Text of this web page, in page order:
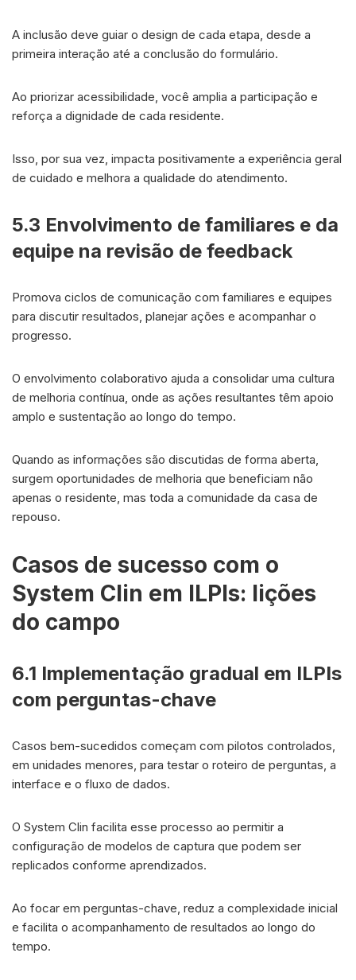
A inclusão deve guiar o design de cada etapa, desde a
primeira interação até a conclusão do formulário.
Ao priorizar acessibilidade, você amplia a participação e
reforça a dignidade de cada residente.
Isso, por sua vez, impacta positivamente a experiência geral
de cuidado e melhora a qualidade do atendimento.
5.3 Envolvimento de familiares e da
equipe na revisão de feedback
Promova ciclos de comunicação com familiares e equipes
para discutir resultados, planejar ações e acompanhar o
progresso.
O envolvimento colaborativo ajuda a consolidar uma cultura
de melhoria contínua, onde as ações resultantes têm apoio
amplo e sustentação ao longo do tempo.
Quando as informações são discutidas de forma aberta,
surgem oportunidades de melhoria que beneficiam não
apenas o residente, mas toda a comunidade da casa de
repouso.
Casos de sucesso com o
System Clin em ILPIs: lições
do campo
6.1 Implementação gradual em ILPIs
com perguntas-chave
Casos bem-sucedidos começam com pilotos controlados,
em unidades menores, para testar o roteiro de perguntas, a
interface e o fluxo de dados.
O System Clin facilita esse processo ao permitir a
configuração de modelos de captura que podem ser
replicados conforme aprendizados.
Ao focar em perguntas-chave, reduz a complexidade inicial
e facilita o acompanhamento de resultados ao longo do
tempo.